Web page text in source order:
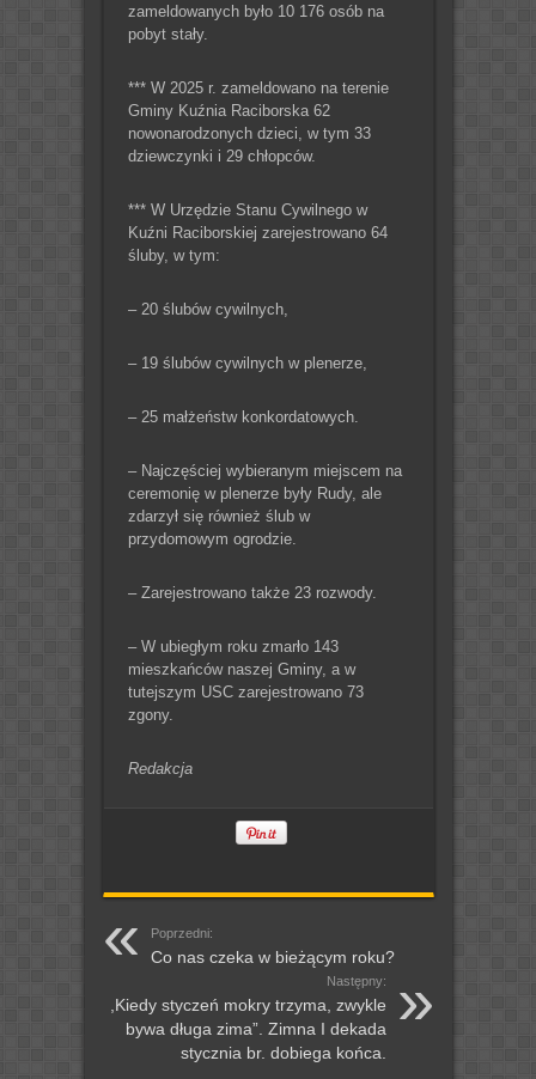
zameldowanych było 10 176 osób na
pobyt stały.
*** W 2025 r. zameldowano na terenie
Gminy Kuźnia Raciborska 62
nowonarodzonych dzieci, w tym 33
dziewczynki i 29 chłopców.
*** W Urzędzie Stanu Cywilnego w
Kuźni Raciborskiej zarejestrowano 64
śluby, w tym:
– 20 ślubów cywilnych,
– 19 ślubów cywilnych w plenerze,
– 25 małżeństw konkordatowych.
– Najczęściej wybieranym miejscem na
ceremonię w plenerze były Rudy, ale
zdarzył się również ślub w
przydomowym ogrodzie.
– Zarejestrowano także 23 rozwody.
– W ubiegłym roku zmarło 143
mieszkańców naszej Gminy, a w
tutejszym USC zarejestrowano 73
zgony.
Redakcja
Poprzedni:
Co nas czeka w bieżącym roku?
Następny:
,Kiedy styczeń mokry trzyma, zwykle
bywa długa zima”. Zimna I dekada
stycznia br. dobiega końca.